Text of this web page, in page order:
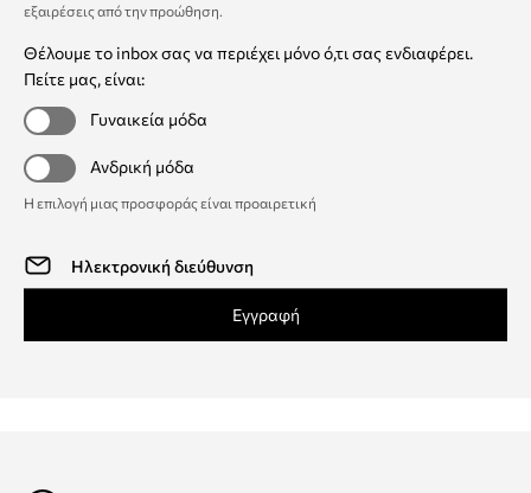
εξαιρέσεις από την προώθηση.
Θέλουμε το inbox σας να περιέχει μόνο ό,τι σας ενδιαφέρει.
Πείτε μας, είναι:
Γυναικεία μόδα
Ανδρική μόδα
Η επιλογή μιας προσφοράς είναι προαιρετική
Εγγραφή